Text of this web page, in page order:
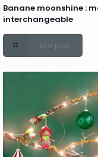
Banane moonshine :
interchangeable
Lire plus